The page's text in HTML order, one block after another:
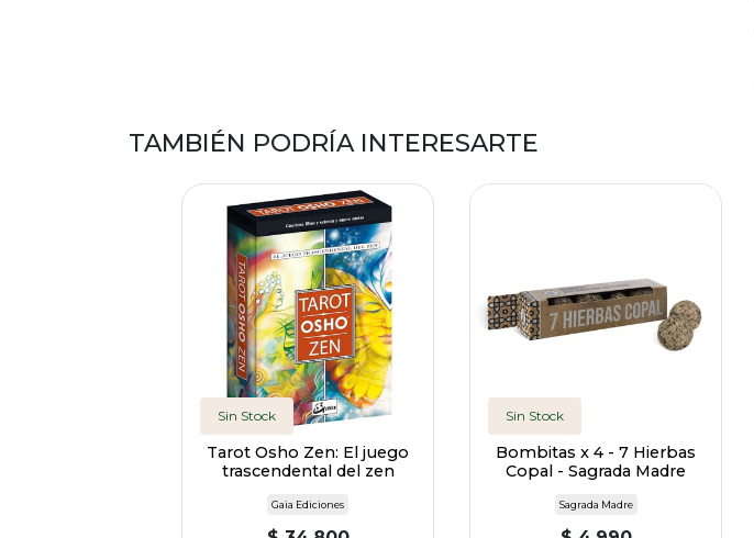
TAMBIÉN PODRÍA INTERESARTE
Sin Stock
Tarot Osho Zen: El juego
trascendental del zen
Gaia Ediciones
Sin Stock
Bombitas x 4 - 7 Hierbas
Copal - Sagrada Madre
Sagrada Madre